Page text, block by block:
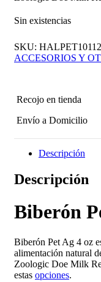
Sin existencias
SKU:
ACCESORIOS Y
Recojo en tienda
Envío a Domicilio
Descripción
Descripción
Biberón
Biberón Pet Ag 4 oz
alimentación natural
Zoologic Doe Milk
estas opciones.